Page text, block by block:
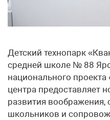
Детский технопарк
средней школе № 88
национального
центра предоставляет
развития воображения,
школьников и